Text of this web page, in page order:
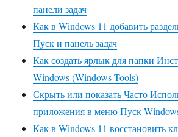
панели задач
Как в Windows 11 добавить
Пуск и панель задач
Как создать ярлык для папки
Windows (Windows Tools)
Скрыть или показать Часто
приложения в меню Пуск
Как в Windows 11 восстановить